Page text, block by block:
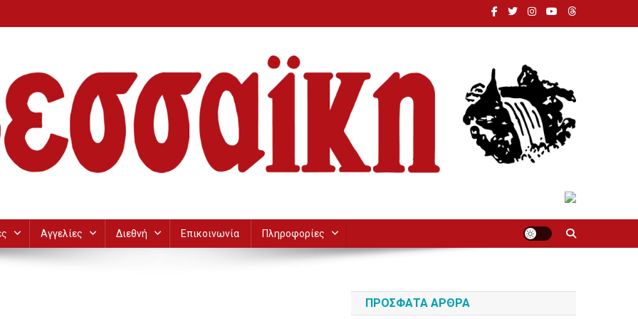
Αγγελίες Διεθνή Επικοινωνία Πληροφορίες
ΠΡΌΣΦΑΤΑ ΆΡΘΡΑ